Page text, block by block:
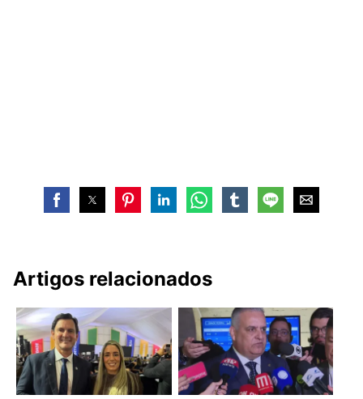
Artigos relacionados